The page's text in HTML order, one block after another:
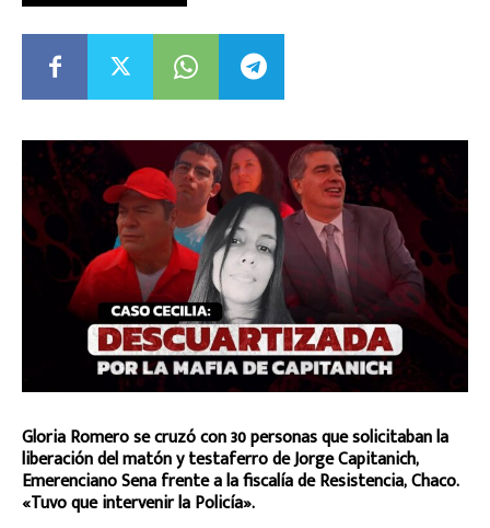
Gloria Romero se cruzó con 30 personas que solicitaban la
liberación del matón y testaferro de Jorge Capitanich,
Emerenciano Sena frente a la fiscalía de Resistencia, Chaco.
«Tuvo que intervenir la Policía».